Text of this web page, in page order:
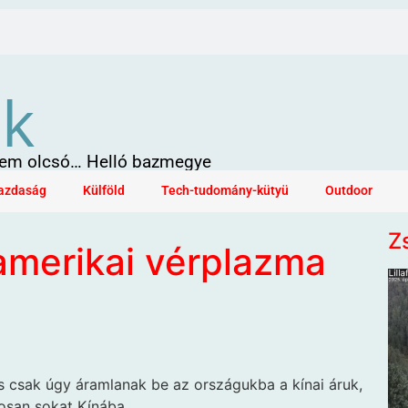
olcsó… Helló bazmegye
Külföld Tech-tudomány-kütyü Outdoor
vérplazma
úgy áramlanak be az országukba a kínai áruk,